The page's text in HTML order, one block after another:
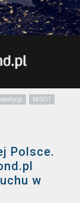
MiŚOT
Polsce.
w